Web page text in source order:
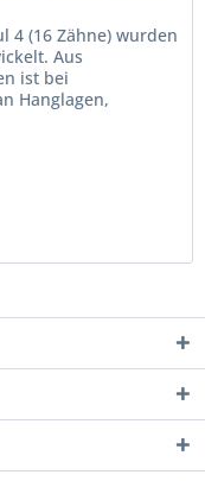
4 (16 Zähne) wurden
Aus
ist bei
Hanglagen,